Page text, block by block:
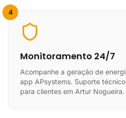
4
Monitoramento 24/7
Acompanhe a geração de
app APsystems. Suporte
para clientes em Artur Nogueira.